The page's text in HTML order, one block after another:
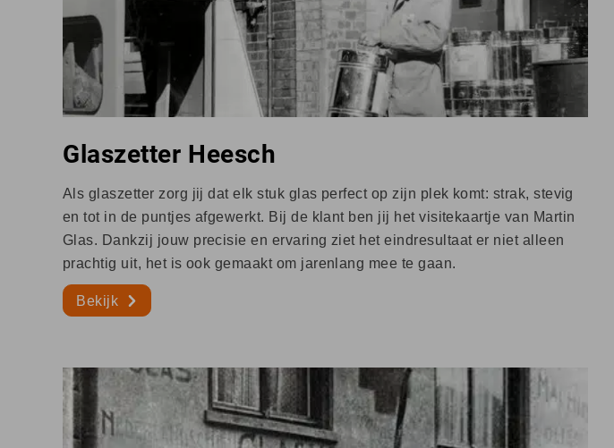
Glaszetter Heesch
Als glaszetter zorg jij dat elk stuk glas perfect op zijn plek komt: strak, stevig
en tot in de puntjes afgewerkt. Bij de klant ben jij het visitekaartje van Martin
Glas. Dankzij jouw precisie en ervaring ziet het eindresultaat er niet alleen
prachtig uit, het is ook gemaakt om jarenlang mee te gaan.
Bekijk